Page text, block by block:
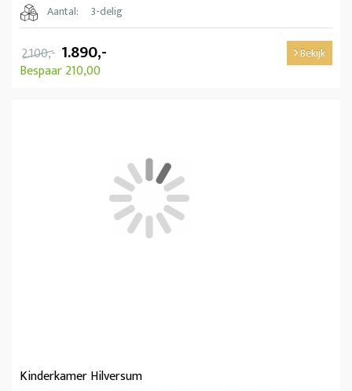
Aantal:
3-delig
2.100,- 1.890,-
Bespaar 210,00
Bekijk
Kinderkamer Hilversum